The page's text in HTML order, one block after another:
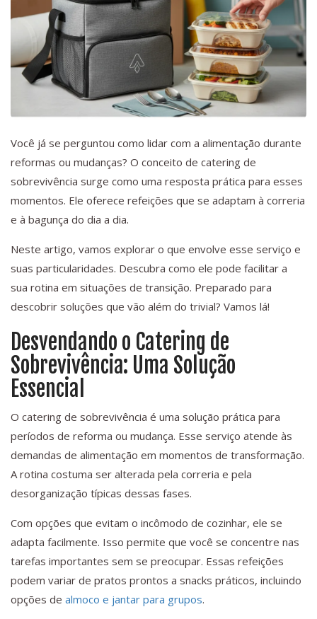
Você já se perguntou como lidar com a alimentação durante
reformas ou mudanças? O conceito de catering de
sobrevivência surge como uma resposta prática para esses
momentos. Ele oferece refeições que se adaptam à correria
e à bagunça do dia a dia.
Neste artigo, vamos explorar o que envolve esse serviço e
suas particularidades. Descubra como ele pode facilitar a
sua rotina em situações de transição. Preparado para
descobrir soluções que vão além do trivial? Vamos lá!
Desvendando o Catering de
Sobrevivência: Uma Solução
Essencial
O catering de sobrevivência é uma solução prática para
períodos de reforma ou mudança. Esse serviço atende às
demandas de alimentação em momentos de transformação.
A rotina costuma ser alterada pela correria e pela
desorganização típicas dessas fases.
Com opções que evitam o incômodo de cozinhar, ele se
adapta facilmente. Isso permite que você se concentre nas
tarefas importantes sem se preocupar. Essas refeições
podem variar de pratos prontos a snacks práticos, incluindo
opções de almoco e jantar para grupos.